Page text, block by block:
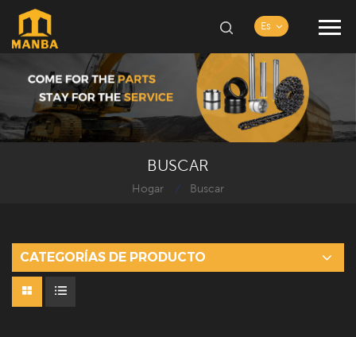
Es
BUSCAR
Hogar / Buscar
CATEGORÍAS DE PRODUCTO